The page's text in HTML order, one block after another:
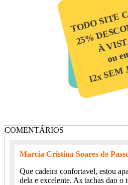
TODO SITE
25% À
ou
12x
COMENTÁRIOS
Marcia Cristina Soares de
Que cadeira confortavel, estou
dela e excelente. As tachas dao o